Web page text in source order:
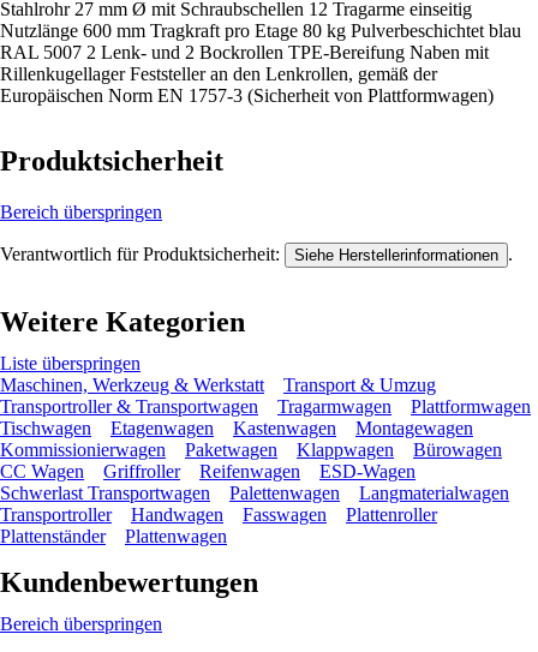
Stahlrohr 27 mm Ø mit Schraubschellen 12 Tragarme einseitig
Nutzlänge 600 mm Tragkraft pro Etage 80 kg Pulverbeschichtet blau
RAL 5007 2 Lenk- und 2 Bockrollen TPE-Bereifung Naben mit
Rillenkugellager Feststeller an den Lenkrollen, gemäß der
Europäischen Norm EN 1757-3 (Sicherheit von Plattformwagen)
Produktsicherheit
Bereich überspringen
Verantwortlich für Produktsicherheit: Siehe Herstellerinformationen .
Weitere Kategorien
Liste überspringen
Maschinen, Werkzeug & Werkstatt
Transport & Umzug
Transportroller & Transportwagen
Tragarmwagen
Plattformwagen
Tischwagen
Etagenwagen Kastenwagen
Montagewagen
Kommissionierwagen
Paketwagen Klappwagen
Bürowagen
CC Wagen
Griffroller Reifenwagen
ESD-Wagen
Schwerlast Transportwagen
Palettenwagen
Langmaterialwagen
Transportroller
Handwagen Fasswagen
Plattenroller
Plattenständer
Plattenwagen
Kundenbewertungen
Bereich überspringen